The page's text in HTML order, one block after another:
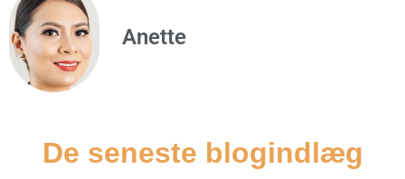
Anette
De seneste blogindlæg